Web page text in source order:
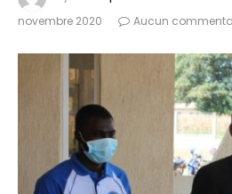
novembre 2020
Aucun